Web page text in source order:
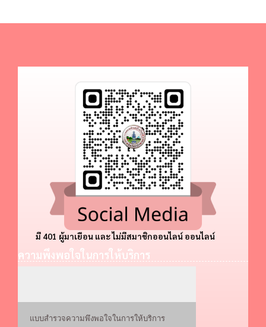
มี 401 ผู้มาเยือน และ ไม่มีสมาชิกออนไลน์ ออนไลน์
ความพึงพอใจในการให้บริการ
แบบสำรวจความพึงพอใจในการให้บริการ